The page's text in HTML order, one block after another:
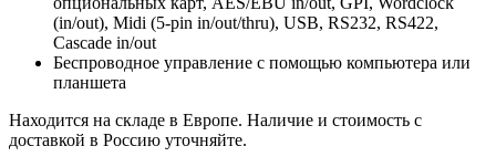
(in/out), Midi (5-pin in/out/thru), USB, RS232, RS422,
Cascade in/out
Беспроводное управление с помощью компьютера или
планшета
Находится на складе в Европе. Наличие и стоимость с
доставкой в Россию уточняйте.